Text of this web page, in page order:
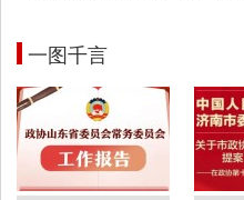
一图千言